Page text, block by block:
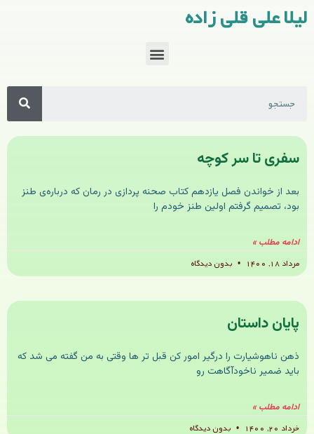
لیلا علی قلی زاده
سفری تا سر کوچه
بعد از خواندن فصل یازدهم کتاب صحنه پردازی در رمان که درباره‌ی طنز
بود، تصمیم گرفتم اولین طنز خودم را
ادامه مطلب »
مرداد ۱۸, ۱۴۰۰
بدون دیدگاه
پایان داستان
ذهن ناهوشیارت را درگیر امور کن قبل تر ها وقتی به من گفته می شد که
باید ضمیر ناخودآگاهت رو
ادامه مطلب »
خرداد ۲۰, ۱۴۰۰
بدون دیدگاه